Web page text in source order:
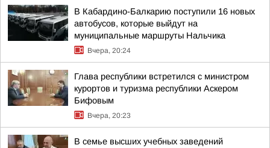
В Кабардино-Балкарию поступили 16 новых
автобусов, которые выйдут на
муниципальные маршруты Нальчика
Вчера, 20:24
Глава республики встретился с министром
курортов и туризма республики Аскером
Бифовым
Вчера, 20:23
В семье высших учебных заведений